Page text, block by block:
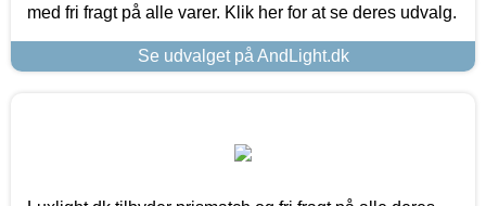
med fri fragt på alle varer. Klik her for at se deres udvalg.
Se udvalget på AndLight.dk